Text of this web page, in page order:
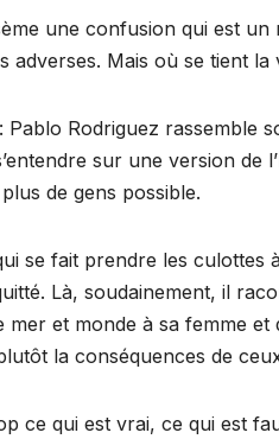
une confusion qui est un
adverses. Mais où se tient
Pablo Rodriguez rassemble
sur une version de
de gens possible.
se fait prendre les culottes
Là, soudainement, il
et monde à sa femme et
la conséquences de
ce qui est vrai, ce qui est